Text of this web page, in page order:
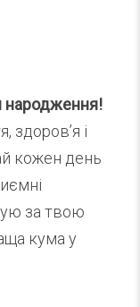
народження!
здоров’я і
кожен день
за твою
кума у